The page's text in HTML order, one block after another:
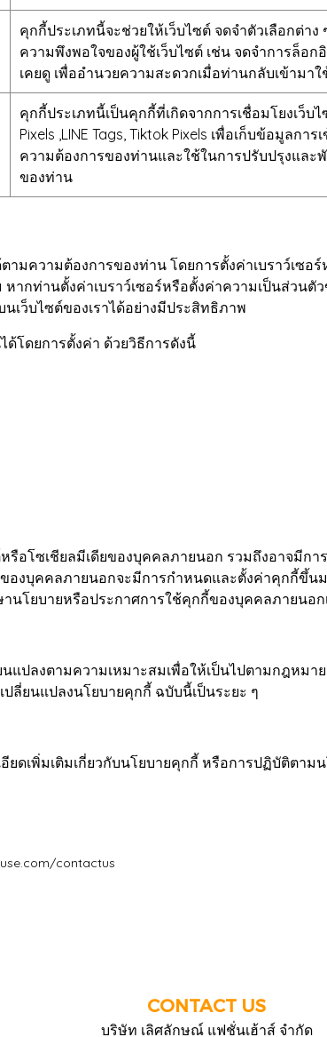
คุกกี้ประเภทนี้จะช่วยให้เว็บไซต์ จดจำตัวเลือกต่า
ความพึงพอใจของผู้ใช้เว็บไซต์ เช่น จดจำการล็อ
เคยดู เพื่ออำนวยความสะดวกเมื่อท่านกลับเข้ามาใ
คุกกี้ประเภทนี้เป็นคุกกี้ที่เกิดจากการเชื่อมโยงเว็
Pixels ,LINE Tags, Tiktok Pixels เพื่อเก็บข้อมูลก
ความต้องการของท่านและใช้ในการปรับปรุงแล
ของท่าน
มความต้องการของท่าน โดยการตั้งค่าเบราว์เซอ
ากท่านตั้งค่าเบราว์เซอร์หรือตั้งค่าความเป็นส่วน
เว็บไซต์ของเราได้อย่างมีประสิทธิภาพ
ด้โดยการตั้งค่า ด้วยวิธีการดังนี้
รือโซเชียลมีเดียของบุคคลภายนอก รวมถึงอาจมีก
ของบุคคลภายนอกจะมีการกำหนดและตั้งค่าคุกกี้ขึ้
นโยบายหรือประกาศการใช้คุกกี้ของบุคคลภายนอก
แปลงตามความเหมาะสมเพื่อให้เป็นไปตามกฎห
ปลี่ยนแปลงนโยบายคุกกี้ ฉบับนี้เป็นระยะ ๆ
ยดเพิ่มเติมเกี่ยวกับนโยบายคุกกี้ หรือการปฏิบัติตา
contactus
CONTACT US
บริษัท เลิศลักษณ์ แฟชั่นเฮ้าส์ จำกัด